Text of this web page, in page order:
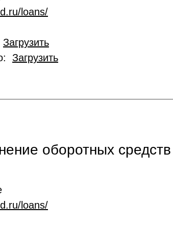
loans/
Загрузить
Загрузить
оборотных средств
loans/